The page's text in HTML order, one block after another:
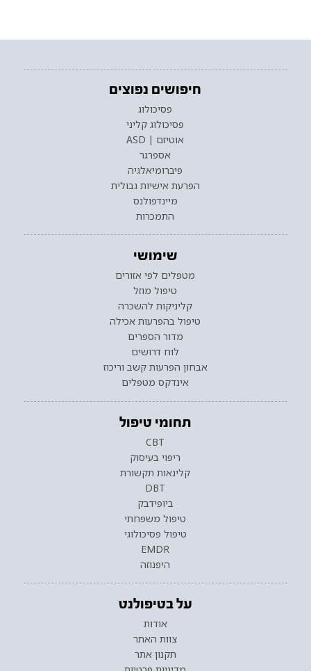
חיפושים נפוצים
פסיכולוג
פסיכולוג קליני
אוטיזם | ASD
אספרגר
פיברומיאלגיה
הפרעת אישיות גבולית
מיינדפולנס
התמכרות
שימושי
מטפלים לפי אזורים
טיפול מוזל
קליניקות להשכרה
טיפול בהפרעות אכילה
מדור הספרים
לוח דרושים
אבחון הפרעות קשב וריכוז
אינדקס מטפלים
תחומי טיפול
CBT
ריפוי בעיסוק
קלינאות תקשורת
DBT
ביופידבק
טיפול משפחתי
טיפול פסיכולוגי
EMDR
היפנוזה
על בטיפולנט
אודות
צוות האתר
תקנון אתר